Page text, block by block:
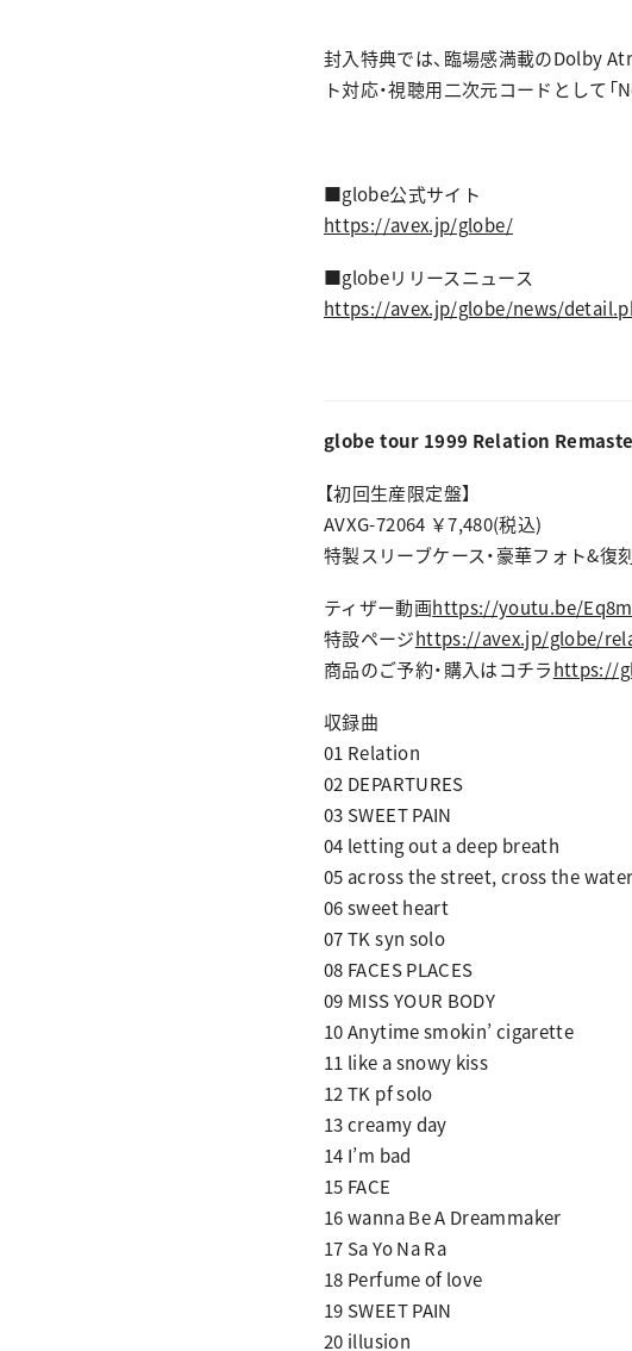
封入特典では、臨場感満載のDolby
ト対応・視聴用二次元コードとして
■globe公式サイト
https://avex.jp/globe/
■globeリリースニュース
https://avex.jp/globe/news/
globe tour 1999 Relation
【初回生産限定盤】
AVXG-72064 ￥7,480(税込)
特製スリーブケース・豪華フォト&復
ティザー動画https://youtu.be/
特設ページhttps://avex.jp/globe/
商品のご予約・購入はコチラhttps://
収録曲
01 Relation
02 DEPARTURES
03 SWEET PAIN
04 letting out a deep breath
05 across the street, cross the
06 sweet heart
07 TK syn solo
08 FACES PLACES
09 MISS YOUR BODY
10 Anytime smokin’ cigarette
11 like a snowy kiss
12 TK pf solo
13 creamy day
14 I’m bad
15 FACE
16 wanna Be A Dreammaker
17 Sa Yo Na Ra
18 Perfume of love
19 SWEET PAIN
20 illusion